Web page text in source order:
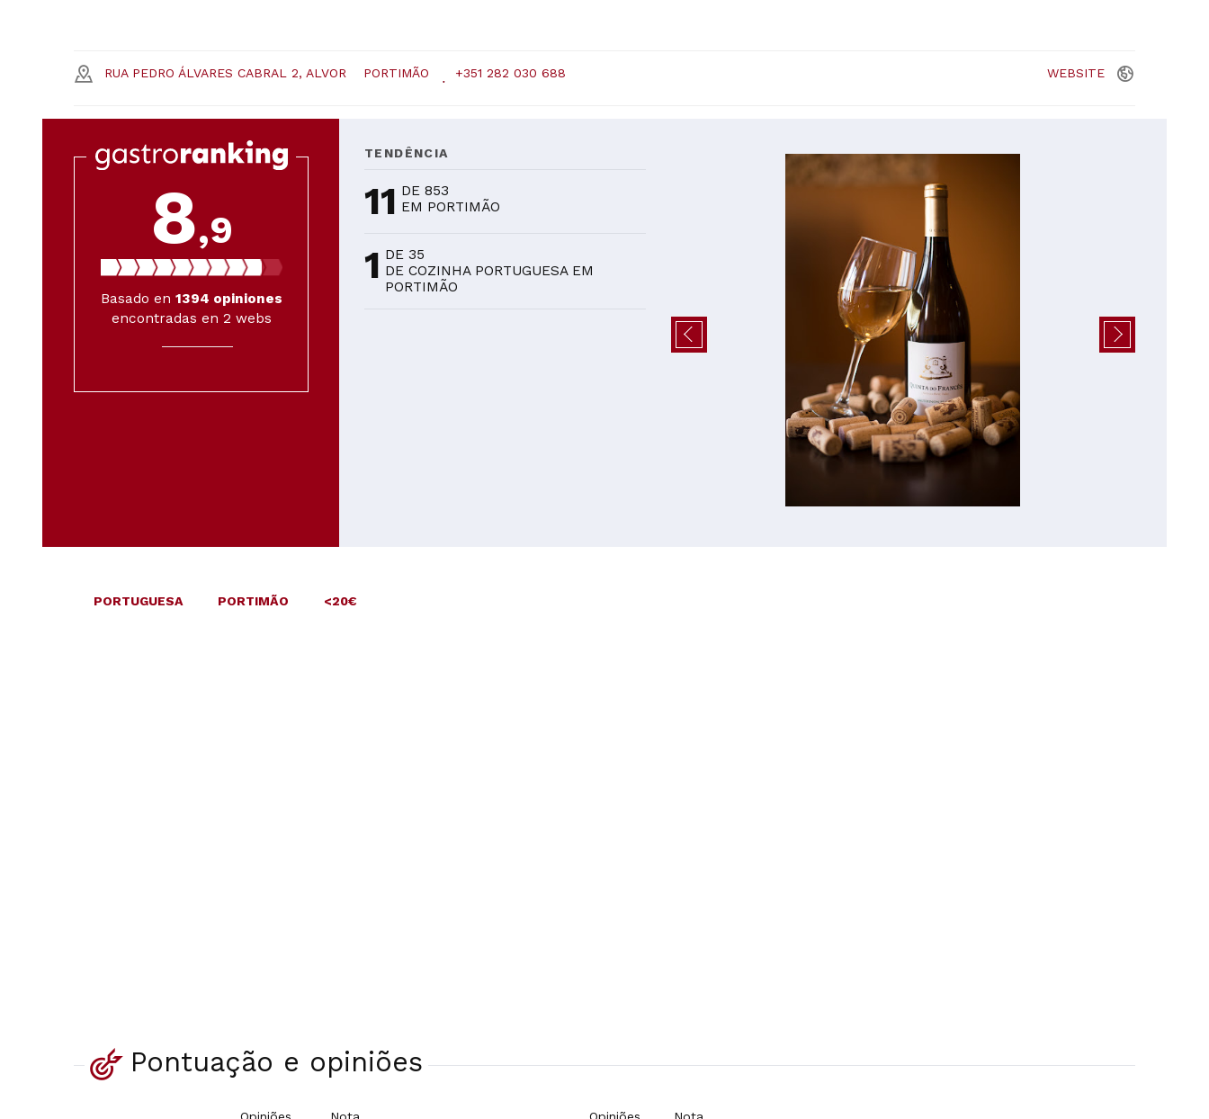
RUA PEDRO ÁLVARES CABRAL 2, ALVOR PORTIMÃO +351 282 030 688 WEBSITE
8,9
Basado en 1394 opiniones
encontradas en 2 webs
TENDÊNCIA
11 DE 853
EM PORTIMÃO
1 DE 35
DE COZINHA PORTUGUESA EM
PORTIMÃO
PORTUGUESA PORTIMÃO <20€
Pontuação e opiniões